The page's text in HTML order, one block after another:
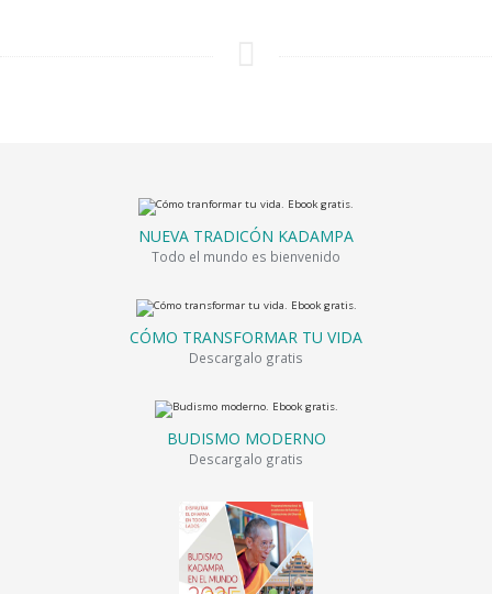
NUEVA TRADICÓN KADAMPA
Todo el mundo es bienvenido
CÓMO TRANSFORMAR TU VIDA
Descargalo gratis
BUDISMO MODERNO
Descargalo gratis